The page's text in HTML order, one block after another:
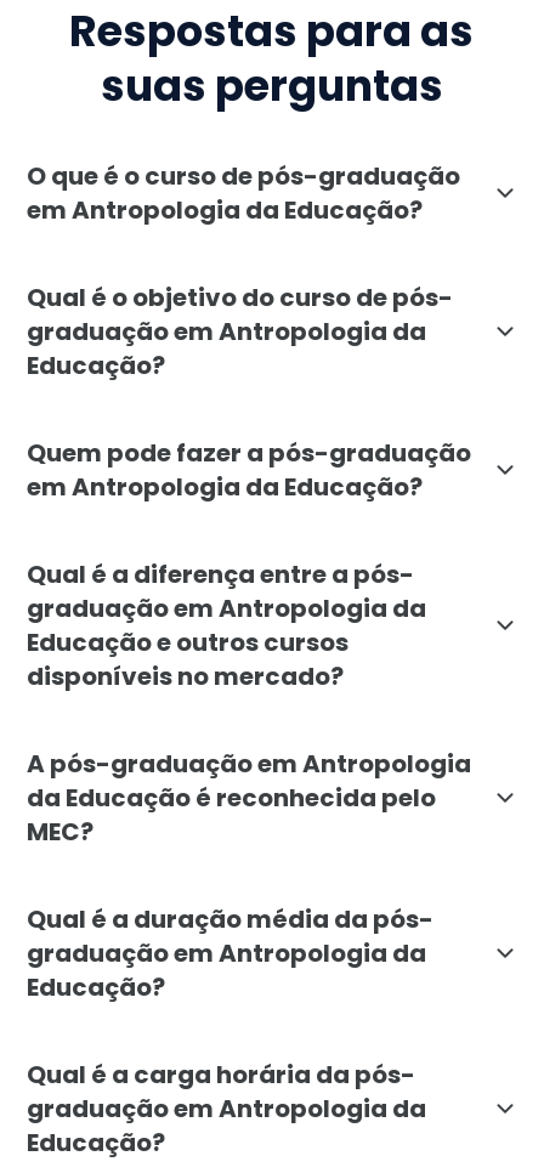
Respostas para as
suas perguntas
O que é o curso de pós-graduação
em Antropologia da Educação?
Qual é o objetivo do curso de pós-
graduação em Antropologia da
Educação?
Quem pode fazer a pós-graduação
em Antropologia da Educação?
Qual é a diferença entre a pós-
graduação em Antropologia da
Educação e outros cursos
disponíveis no mercado?
A pós-graduação em Antropologia
da Educação é reconhecida pelo
MEC?
Qual é a duração média da pós-
graduação em Antropologia da
Educação?
Qual é a carga horária da pós-
graduação em Antropologia da
Educação?